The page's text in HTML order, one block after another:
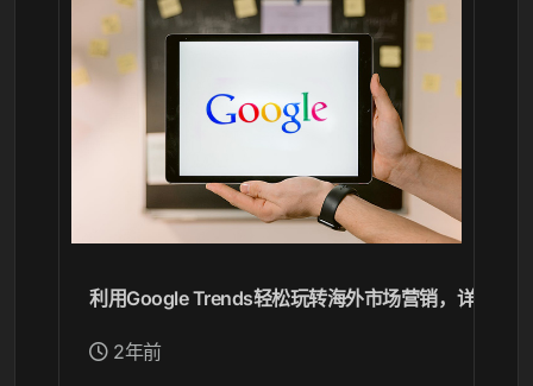
利用Google Trends轻松玩转海外市场营销，详解使
2年前